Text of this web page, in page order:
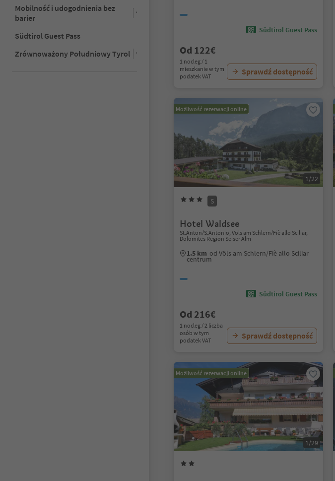
Mobilność i udogodnienia bez
barier
Südtirol Guest Pass
Zrównoważony Południowy Tyrol
Südtirol Guest Pass
Od 122€
1 nocleg / 1
mieszkanie w tym
podatek VAT
Sprawdź dostępność
Możliwość rezerwacji online
1/22
S
Hotel Waldsee
St.Anton/S.Antonio, Völs am Schlern/Fiè allo Sciliar,
Dolomites Region Seiser Alm
1.5 km od Völs am Schlern/Fiè allo Sciliar
centrum
Südtirol Guest Pass
Od 216€
1 nocleg / 2 liczba
osób w tym
podatek VAT
Sprawdź dostępność
Możliwość rezerwacji online
1/29